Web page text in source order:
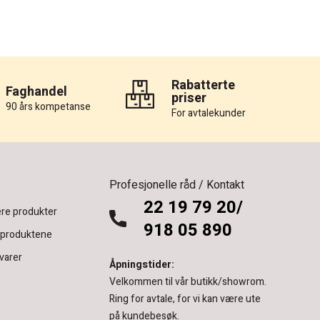
Faghandel
90 års kompetanse
Rabatterte
priser
For avtalekunder
produkter
Profesjonelle råd / Kontakt
22 19 79 20/
918 05 890
Åpningstider:
Velkommen til vår butikk/showrom.
Ring for avtale, for vi kan være ute
på kundebesøk.